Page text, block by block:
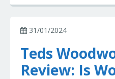
31/01/2024
Teds
Review: Is